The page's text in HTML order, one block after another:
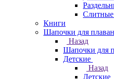
Слитные
Книги
Шапочки для
Назад
Шапочки для
Детские
Назад
Детские